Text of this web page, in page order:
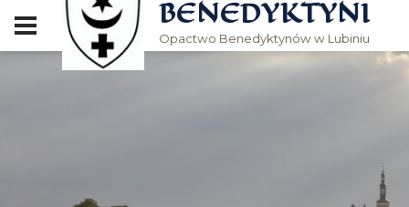
BENEDYKTYNI
Opactwo Benedyktynów w Lubiniu